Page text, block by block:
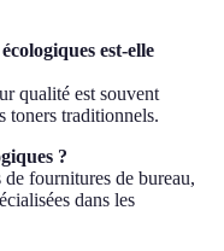
est-elle
qualité est souvent
toners traditionnels.
?
fournitures de bureau,
dans les